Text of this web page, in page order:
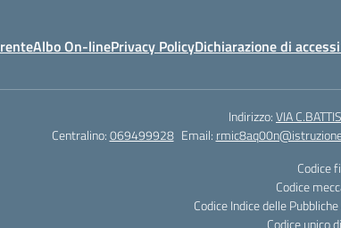
Albo On-linePrivacy PolicyDichiarazione di
Indirizzo:VIA
Centralino:069499928 Email:
Codice
Codice
Codice Indice delle
Codice unico